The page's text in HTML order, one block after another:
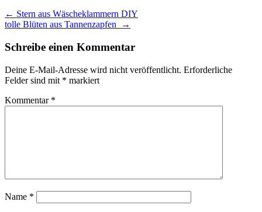
← Stern aus Wäscheklammern DIY
tolle Blüten aus Tannenzapfen
→
Schreibe einen Kommentar
Deine E-Mail-Adresse wird nicht veröffentlicht. Erforderliche
Felder sind mit * markiert
Kommentar *
Name *